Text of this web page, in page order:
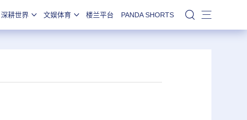
深耕世界 文娱体育 楼兰平台 PANDA SHORTS 站内搜索